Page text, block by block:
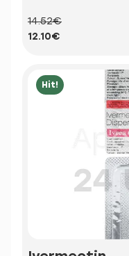
14.52€
12.10€
Hit!